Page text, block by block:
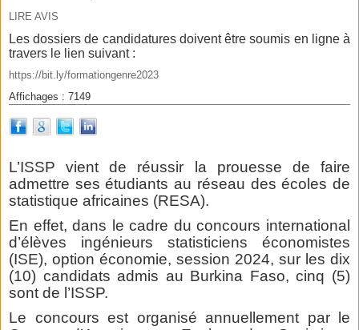
LIRE AVIS
Les dossiers de candidatures doivent être soumis en ligne à
travers le lien suivant :
https://bit.ly/formationgenre2023
Affichages : 7149
L’ISSP vient de réussir la prouesse de faire
admettre ses étudiants au réseau des écoles de
statistique africaines (RESA).
En effet, dans le cadre du concours international
d’élèves ingénieurs statisticiens économistes
(ISE), option économie, session 2024, sur les dix
(10) candidats admis au Burkina Faso, cinq (5)
sont de l’ISSP.
Le concours est organisé annuellement par le